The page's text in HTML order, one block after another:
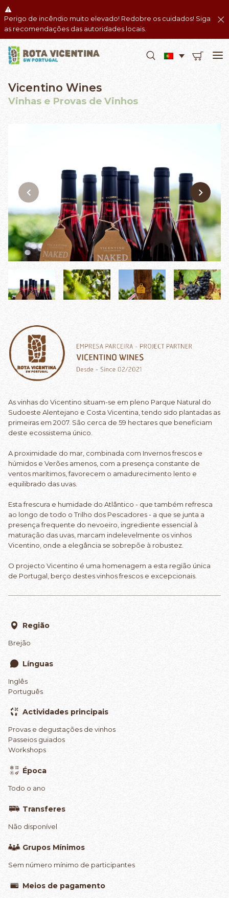
Perigo de incêndio muito elevado! Redobre os cuidados! Siga
as recomendações das autoridades locais.
Vicentino Wines
Vinhas e Provas de Vinhos
As vinhas do Vicentino situam-se em pleno Parque Natural do
Sudoeste Alentejano e Costa Vicentina, tendo sido plantadas as
primeiras em 2007. São cerca de 59 hectares que beneficiam
deste ecossistema único.
A proximidade do mar, combinada com Invernos frescos e
húmidos e Verões amenos, com a presença constante de
ventos marítimos, favorecem o amadurecimento lento e
equilibrado das uvas.
Esta frescura e humidade do Atlântico - que também refresca
ao longo de todo o Trilho dos Pescadores - a que se junta a
presença frequente do nevoeiro, ingrediente essencial à
maturação das uvas, marcam indelevelmente os vinhos
Vicentino, onde a elegância se sobrepõe à robustez.
O projecto Vicentino é uma homenagem a esta região única
de Portugal, berço destes vinhos frescos e excepcionais.
Região
Brejão
Línguas
Inglês
Português
Actividades principais
Provas e degustações de vinhos
Passeios guiados
Workshops
Época
Todo o ano
Transferes
Não disponível
Grupos Mínimos
Sem número mínimo de participantes
Meios de pagamento